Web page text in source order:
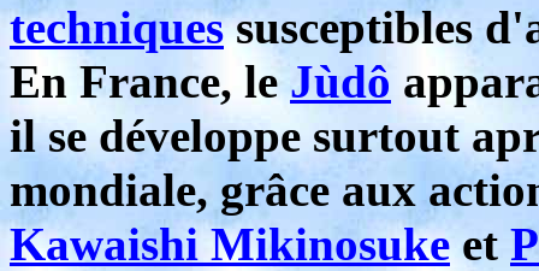
techniquessusceptibles
En France, leJùdô
il se développe surtout
mondiale, grâce aux
Kawaishi Mikinosukeet